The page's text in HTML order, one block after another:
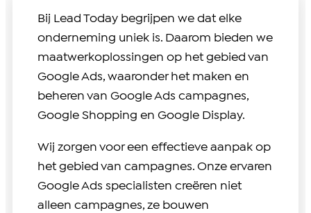
Bij Lead Today begrijpen we dat elke
onderneming uniek is. Daarom bieden we
maatwerkoplossingen op het gebied van
Google Ads, waaronder het maken en
beheren van Google Ads campagnes,
Google Shopping en Google Display.
Wij zorgen voor een effectieve aanpak op
het gebied van campagnes. Onze ervaren
Google Ads specialisten creëren niet
alleen campagnes, ze bouwen